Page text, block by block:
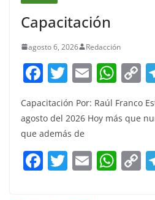
Capacitación
agosto 6, 2026 Redacción
F
a
c
e
b
o
T
itt
er
E
m
ai
W
at
A
p
C
p
n
Capacitación Por: Raúl Franco
agosto del 2026 Hoy más que
que además de
F T E W C